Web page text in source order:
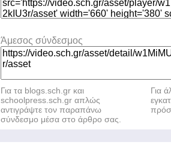
Άμεσος σύνδεσμος
Για τα blogs.sch.gr και
schoolpress.sch.gr απλώς
αντιγράψτε τον παραπάνω
σύνδεσμο μέσα στο άρθρο σας.
Για